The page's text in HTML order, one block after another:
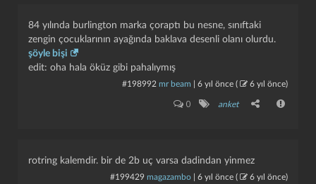
84 yılında burlington marka çoraptı bu nesne, sınıftaki
zengin çocuklarının ayağında baklava desenli olanı olurdu.
şöyle bişi
edit: oha hala öküz gibi pahalıymış
#198992 mr beam 6 yıl önce ( 6 yıl önce)
0 anket
rotring kalemdir. bir de 2b uç varsa dadindan yinmez
#199429 magazambo 6 yıl önce ( 6 yıl önce)